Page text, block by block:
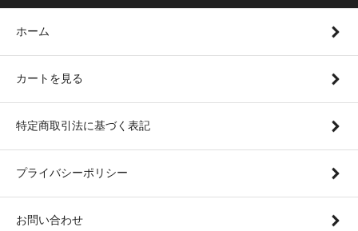
ホーム
カートを見る
特定商取引法に基づく表記
プライバシーポリシー
お問い合わせ